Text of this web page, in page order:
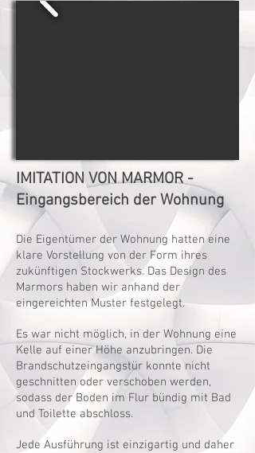
IMITATION VON MARMOR -
Eingangsbereich der Wohnung
Die Eigentümer der Wohnung hatten eine
klare Vorstellung von der Form ihres
zukünftigen Stockwerks. Das Design des
Marmors haben wir anhand der
eingereichten Muster festgelegt.
Es war nicht möglich, in der Wohnung eine
Kelle auf einer Höhe anzubringen. Die
Brandschutzeingangstür konnte nicht
geschnitten oder verschoben werden,
sodass der Boden im Flur bündig mit Bad
und Toilette abschloss.
Jede Ausführung ist einzigartig und daher